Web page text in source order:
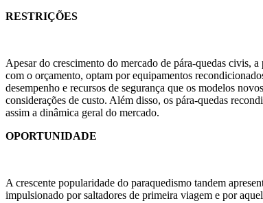
RESTRIÇÕES
Apesar do crescimento do mercado de pára-quedas civis,
com o orçamento, optam por equipamentos
desempenho e recursos de segurança que os modelos
considerações de custo. Além disso, os pára-quedas
assim a dinâmica geral do mercado.
OPORTUNIDADE
A crescente popularidade do paraquedismo tandem
impulsionado por saltadores de primeira viagem e por